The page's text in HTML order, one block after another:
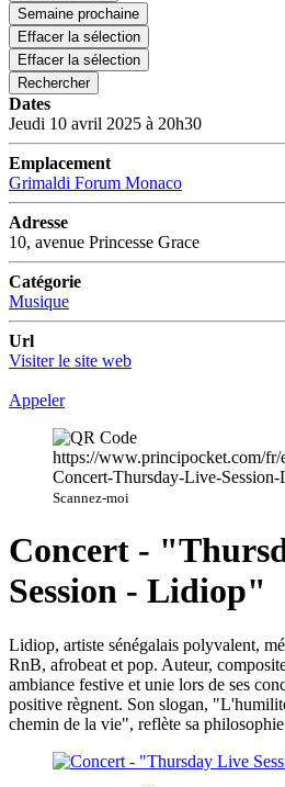
Semaine prochaine
Effacer la sélection
Effacer la sélection
Rechercher
Dates
Jeudi 10 avril 2025 à 20h30
Emplacement
Grimaldi Forum Monaco
Adresse
10, avenue Princesse Grace
Catégorie
Musique
Url
Visiter le site web
Appeler
Scannez-moi
Concert -
Session - Lidiop"
Lidiop, artiste sénégalais polyvalent,
RnB, afrobeat et pop. Auteur,
ambiance festive et unie lors de ses
positive règnent. Son slogan,
chemin de la vie", reflète sa